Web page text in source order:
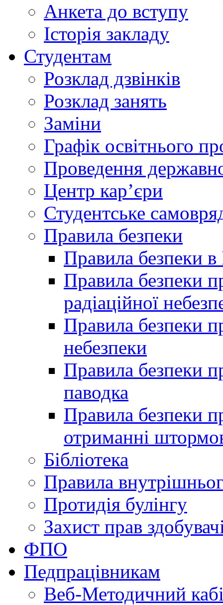
Анкета до вступу
Історія закладу
Студентам
Розклад дзвінків
Розклад занять
Заміни
Графік освітнього
Проведення
Центр кар’єри
Студентське
Правила безпеки
Правила безпеки в
Правила безпеки
радіаційної
Правила безпеки
небезпеки
Правила безпеки
паводка
Правила безпеки
отриманні
Бібліотека
Правила
Протидія булінгу
Захист прав
ФПО
Педпрацівникам
Веб-Методичний